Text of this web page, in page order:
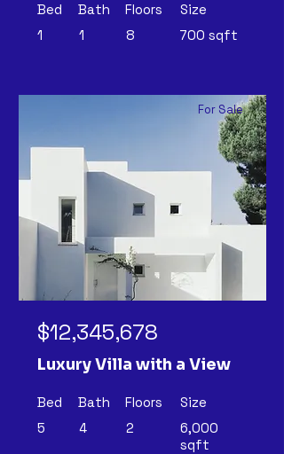
Bed
1
Bath
1
Floors
8
Size
700 sqft
For Sale
$12,345,678
Luxury Villa with a View
Bed
5
Bath
4
Floors
2
Size
6,000
sqft